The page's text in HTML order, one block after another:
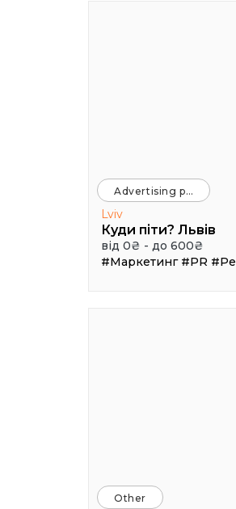
Advertising platforms
Lviv
Куди піти? Львів
від 0₴ - до 600₴
#Маркетинг #PR
Other